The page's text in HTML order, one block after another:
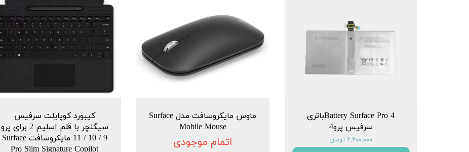
Battery Surface Pro 4باتری
سرفیس پرو4
۶,۲۰۰,۰۰۰ تومان
ماوس مایکروسافت مدل Surface
Mobile Mouse
اتمام موجودی
کیبورد کوپایلت سرفیس
سیگنچر با قلم اسلیم 2 برای پرو
9 / 10 / 11 مایکروسافت Surface
Pro Slim Signature Copilot